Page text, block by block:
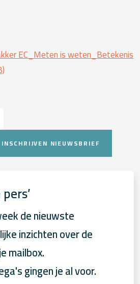
EC_Meten is weten_Betekenis
INSCHRIJVEN NIEUWSBRIEF
de nieuwste
inzichten over de
mailbox.
gingen je al voor.